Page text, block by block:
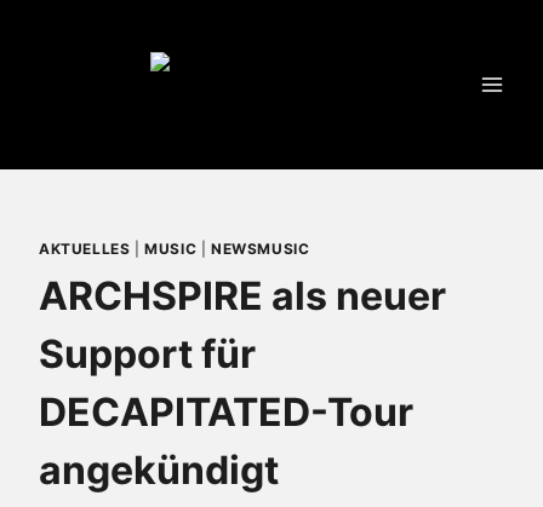
AKTUELLES |MUSIC NEWSMUSIC
ARCHSPIRE als neuer
Support für
DECAPITATED-Tour
angekündigt